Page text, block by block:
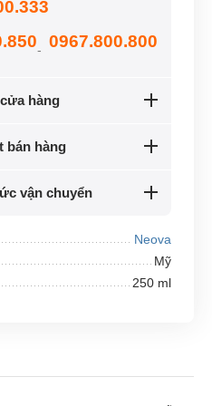
- 0967.800.800
hàng
bán hàng
vận chuyển
Neova
Mỹ
250 ml